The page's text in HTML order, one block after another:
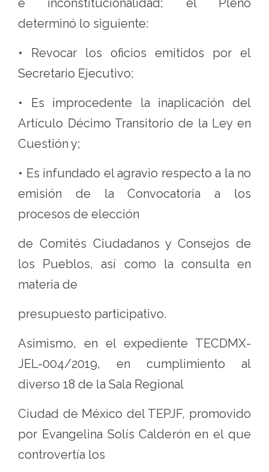
e inconstitucionalidad; el Pleno
determinó lo siguiente:
• Revocar los oficios emitidos por el
Secretario Ejecutivo;
• Es improcedente la inaplicación del
Artículo Décimo Transitorio de la Ley en
Cuestión y;
• Es infundado el agravio respecto a la no
emisión de la Convocatoria a los
procesos de elección
de Comités Ciudadanos y Consejos de
los Pueblos, así como la consulta en
materia de
presupuesto participativo.
Asimismo, en el expediente TECDMX-
JEL-004/2019, en cumplimiento al
diverso 18 de la Sala Regional
Ciudad de México del TEPJF, promovido
por Evangelina Solís Calderón en el que
controvertía los